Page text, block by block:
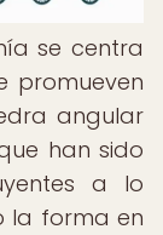
se centra
promueven
angular
han sido
a lo
la forma en